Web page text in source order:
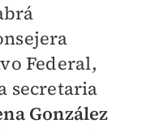
Federal,
secretaria
González